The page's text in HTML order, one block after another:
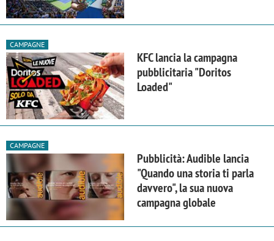
CAMPAGNE
KFC lancia la campagna
pubblicitaria "Doritos
Loaded"
CAMPAGNE
Pubblicità: Audible lancia
"Quando una storia ti parla
davvero", la sua nuova
campagna globale